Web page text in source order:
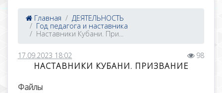
Главная
ДЕЯТЕЛЬНОСТЬ
Год педагога и наставника
Наставники Кубани. При...
17.09.2023 18:02 98
НАСТАВНИКИ КУБАНИ. ПРИЗВАНИЕ
Файлы